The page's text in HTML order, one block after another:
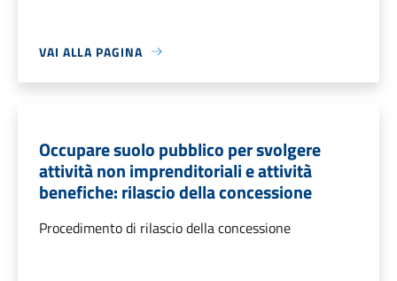
VAI ALLA PAGINA
Occupare suolo pubblico per svolgere
attività non imprenditoriali e attività
benefiche: rilascio della concessione
Procedimento di rilascio della concessione